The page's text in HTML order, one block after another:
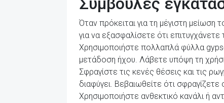
Όταν πρόκειται για τη μέγιστη
για να εξασφαλίσετε ότι
Χρησιμοποιήστε πολλαπλά φύλλα
μετάδοση ήχου. Λάβετε υπόψη τη
Σφραγίστε τις κενές θέσεις και τις
διαφύγει. Βεβαιωθείτε ότι
Χρησιμοποιήστε ανθεκτικό κανάλι ή